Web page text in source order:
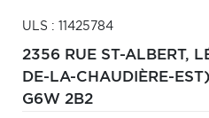
ULS : 11425784
2356 RUE ST-ALBERT,
DE-LA-CHAUDIÈRE-
G6W 2B2